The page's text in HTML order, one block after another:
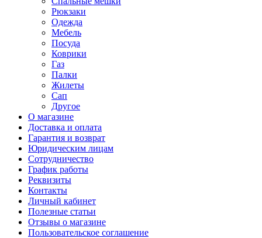
Рюкзаки
Одежда
Мебель
Посуда
Коврики
Газ
Палки
Жилеты
Сап
Другое
О магазине
Доставка и оплата
Гарантия и возврат
Юридическим лицам
Сотрудничество
График работы
Реквизиты
Контакты
Личный кабинет
Полезные статьи
Отзывы о магазине
Пользовательское соглашение